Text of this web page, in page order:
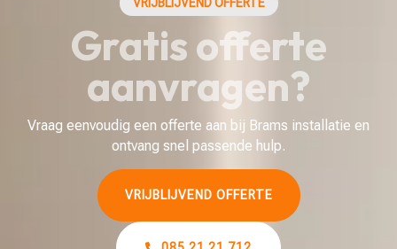
VRIJBLIJVEND OFFERTE
Gratis offerte
aanvragen?
Vraag eenvoudig een offerte aan bij Brams installatie en
ontvang snel passende hulp.
VRIJBLIJVEND OFFERTE